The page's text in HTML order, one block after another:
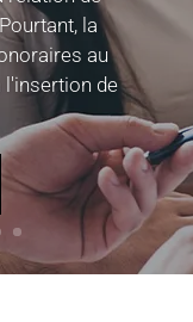
la
au
de